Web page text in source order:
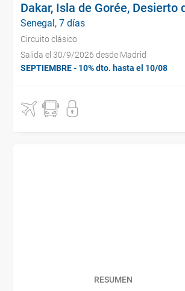
Dakar, Isla de Gorée, Desierto
Senegal, 7 días
Circuito clásico
Salida el 30/9/2026 desde Madrid
SEPTIEMBRE - 10% dto. hasta el 10/08
RESUMEN